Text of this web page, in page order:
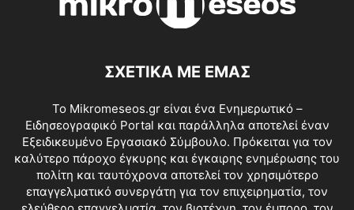
ΣΧΕΤΙΚΑ ΜΕ ΕΜΑΣ
Το Mikromeseos.gr είναι ένα Ενημερωτικό –
Ειδησεογραφικό Portal και παράλληλα αποτελεί έναν
Εξειδικευμένο Εργασιακό Σύμβουλο. Πρόκειται για τον
καλύτερο πάροχο έγκυρης και έγκαιρης ενημέρωσης του
πολίτη και ταυτόχρονα αποτελεί τον χρησιμότερο
επαγγελματικό συνεργάτη για τον επιχειρηματία, τον